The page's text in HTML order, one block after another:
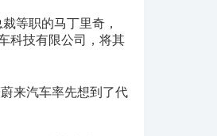
等职的马丁里奇，
科技有限公司，将其
来汽车率先想到了代